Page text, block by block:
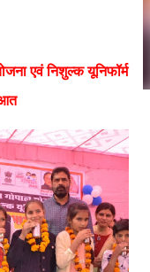
एवं निशुल्क यूनिफॉर्म